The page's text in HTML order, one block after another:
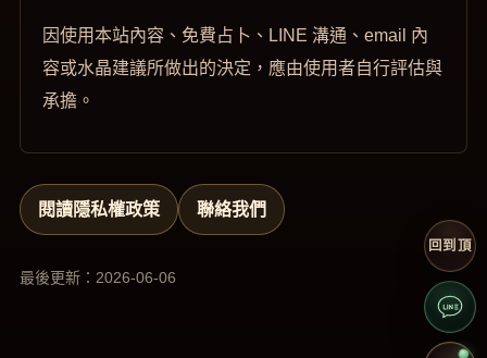
因使用本站內容、免費占卜、LINE 溝通、email 內
容或水晶建議所做出的決定，應由使用者自行評估與
承擔。
閱讀隱私權政策 聯絡我們
最後更新：2026-06-06
回到頂